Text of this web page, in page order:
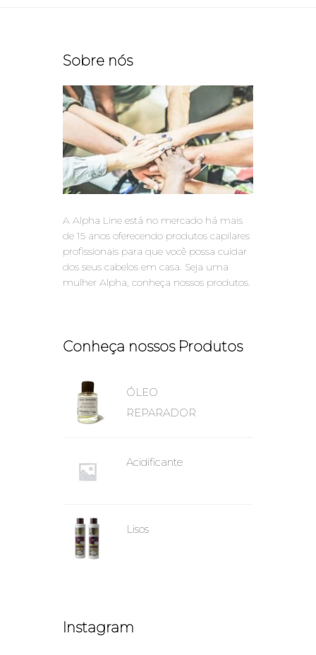
Sobre nós
A Alpha Line está no mercado há mais
de 15 anos oferecendo produtos capilares
profissionais para que você possa cuidar
dos seus cabelos em casa. Seja uma
mulher Alpha, conheça nossos produtos.
Conheça nossos Produtos
ÓLEO
REPARADOR
Acidificante
Lisos
Instagram